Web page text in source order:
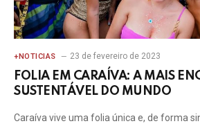
+NOTICIAS 23 de fevereiro de 2023
FOLIA EM CARAÍVA: A MAIS
SUSTENTÁVEL DO MUNDO
Caraíva vive uma folia única e, de forma